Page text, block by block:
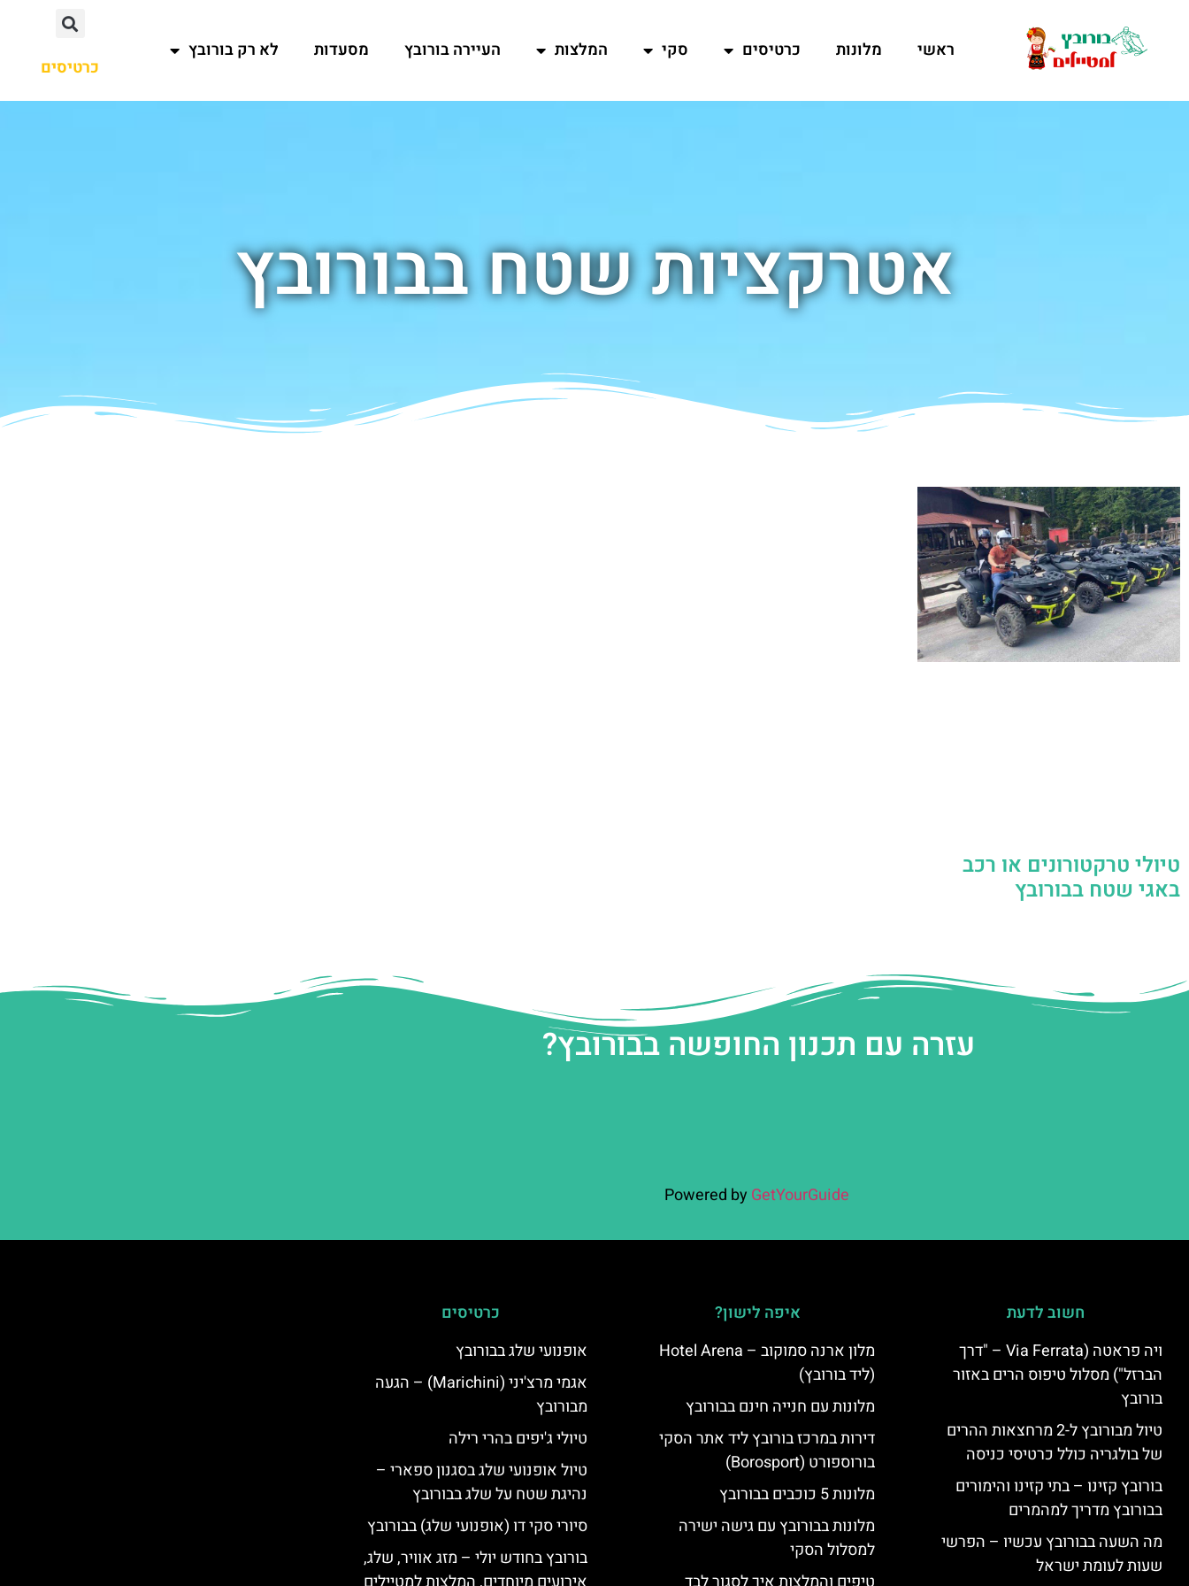
ראשי מלונות כרטיסים סקי המלצות העיירה בורובץ מסעדות לא רק בורובץ
כרטיסים
אטרקציות שטח בבורובץ
טיולי טרקטורונים או רכב
באגי שטח בבורובץ
עזרה עם תכנון החופשה בבורובץ?
Powered by GetYourGuide
חשוב לדעת
ויה פראטה (Via Ferrata – "דרך
הברזל") מסלול טיפוס הרים באזור
בורובץ
טיול מבורובץ ל-2 מרחצאות ההרים
של בולגריה כולל כרטיסי כניסה
בורובץ קזינו – בתי קזינו והימורים
בבורובץ מדריך למהמרים
מה השעה בבורובץ עכשיו – הפרשי
שעות לעומת ישראל
איפה לישון?
מלון ארנה סמוקוב – Hotel Arena
(ליד בורובץ)
מלונות עם חנייה חינם בבורובץ
דירות במרכז בורובץ ליד אתר הסקי
בורוספורט (Borosport)
מלונות 5 כוכבים בבורובץ
מלונות בבורובץ עם גישה ישירה
למסלול הסקי
כרטיסים
אופנועי שלג בבורובץ
אגמי מרצ'יני (Marichini) – הגעה
מבורובץ
טיולי ג'יפים בהרי רילה
טיול אופנועי שלג בסגנון ספארי –
נהיגת שטח על שלג בבורובץ
סיורי סקי דו (אופנועי שלג) בבורובץ
בורובץ בחודש יולי – מזג אוויר, שלג,